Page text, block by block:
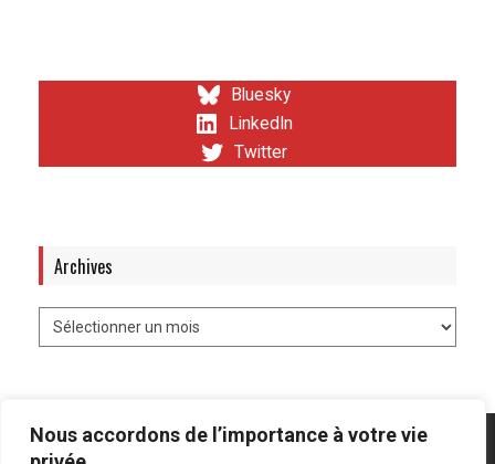
Nous accordons de l’importance à votre vie
Bluesky
LinkedIn
Twitter
Archives